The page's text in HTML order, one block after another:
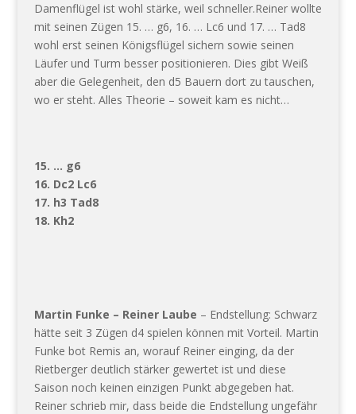
Damenflügel ist wohl stärke, weil schneller.Reiner wollte
mit seinen Zügen 15. … g6, 16. … Lc6 und 17. … Tad8
wohl erst seinen Königsflügel sichern sowie seinen
Läufer und Turm besser positionieren. Dies gibt Weiß
aber die Gelegenheit, den d5 Bauern dort zu tauschen,
wo er steht. Alles Theorie – soweit kam es nicht…
15. … g6
16. Dc2 Lc6
17. h3 Tad8
18. Kh2
Martin Funke – Reiner Laube – Endstellung: Schwarz
hätte seit 3 Zügen d4 spielen können mit Vorteil. Martin
Funke bot Remis an, worauf Reiner einging, da der
Rietberger deutlich stärker gewertet ist und diese
Saison noch keinen einzigen Punkt abgegeben hat.
Reiner schrieb mir, dass beide die Endstellung ungefähr